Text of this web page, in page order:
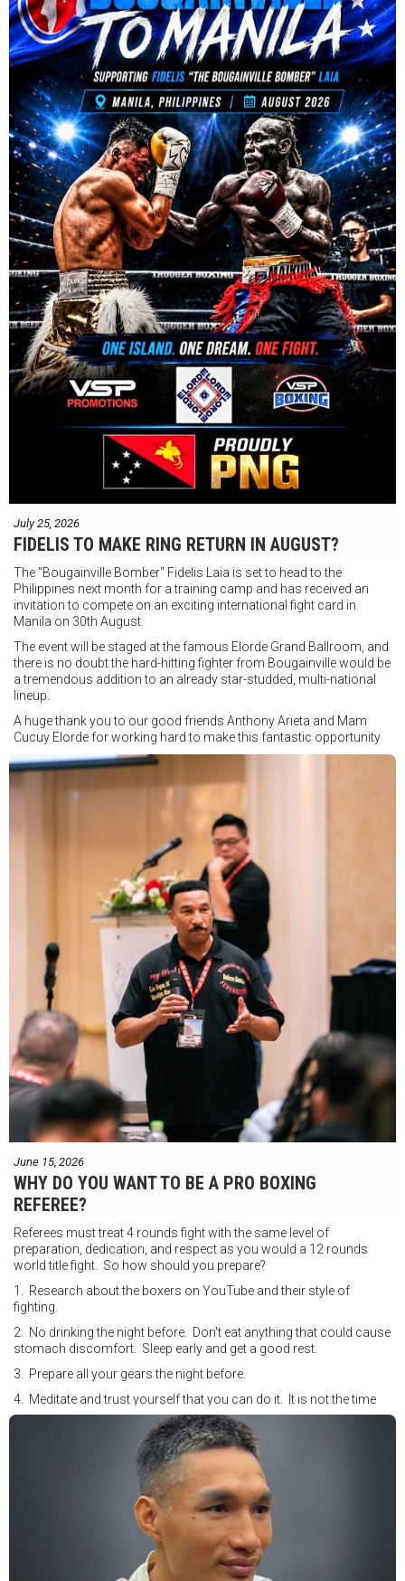
July 25, 2026
FIDELIS TO MAKE RING RETURN IN AUGUST?
The "Bougainville Bomber" Fidelis Laia is set to head to the
Philippines next month for a training camp and has received an
invitation to compete on an exciting international fight card in
Manila on 30th August.
The event will be staged at the famous Elorde Grand Ballroom, and
there is no doubt the hard-hitting fighter from Bougainville would be
a tremendous addition to an already star-studded, multi-national
lineup.
A huge thank you to our good friends Anthony Arieta and Mam
Cucuy Elorde for working hard to make this fantastic opportunity
We hope to have some exciting news to share very soon!
June 15, 2026
WHY DO YOU WANT TO BE A PRO BOXING
REFEREE?
Referees must treat 4 rounds fight with the same level of
preparation, dedication, and respect as you would a 12 rounds
world title fight. So how should you prepare?
1. Research about the boxers on YouTube and their style of
fighting.
2. No drinking the night before. Don't eat anything that could cause
stomach discomfort. Sleep early and get a good rest.
3. Prepare all your gears the night before.
4. Meditate and trust yourself that you can do it. It is not the time
for self doubt.
5. Conduct yourself as if you are on the world stage for a world
championship fight. Remeber that everyone is watching.
6. It's ok to make a mistake but its not okay to hesitate. When you
make a call, make it loud and clear.
Know that it is not about you. It's about ensuring the safety and the
fairness for the boxers who put their lives in the ring. At the end,
what Tony Weeks said during the Referee training seminar
encapsulates it well. "You do it for the love and respect of the